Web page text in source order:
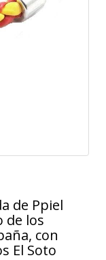
de Ppiel
de los
con
El Soto